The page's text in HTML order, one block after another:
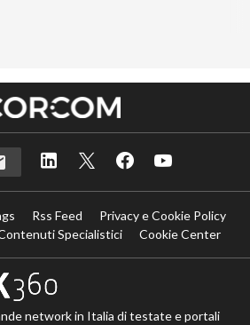
Rss Feed
Privacy e Cookie Policy
Specialistici
Cookie Center
network in Italia di testate e portali